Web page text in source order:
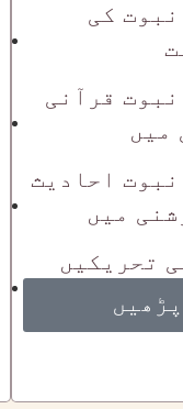
کی
قرآنی
میں
احادیث
میں
تحریکیں